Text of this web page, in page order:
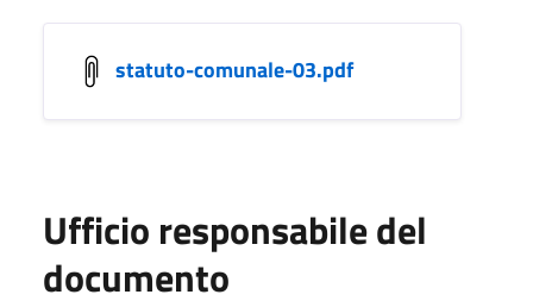
statuto-comunale-03.pdf
Ufficio responsabile del
documento